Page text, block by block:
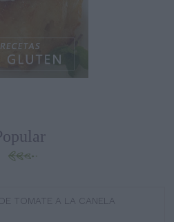
TOMATE A LA CANELA